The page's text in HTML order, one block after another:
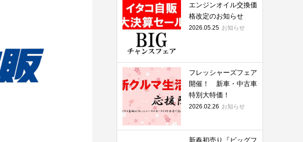
エンジンオイル交換価
格改定のお知らせ
2026.05.25 お知らせ
フレッシャーズフェア
開催！ 新車・中古車
特別大特価！
2026.02.26 お知らせ
新春初売り『ビッグフ